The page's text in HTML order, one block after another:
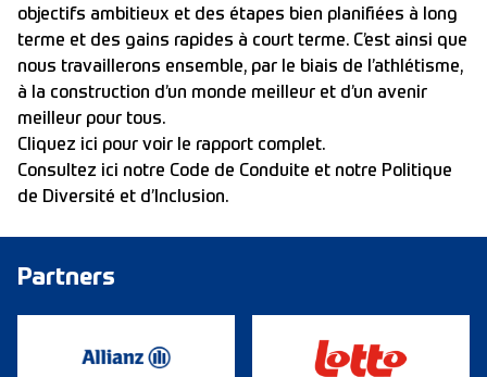
objectifs ambitieux et des étapes bien planifiées à long
terme et des gains rapides à court terme. C’est ainsi que
nous travaillerons ensemble, par le biais de l’athlétisme,
à la construction d’un monde meilleur et d’un avenir
meilleur pour tous.
Cliquez ici pour voir le rapport complet.
Consultez ici notre Code de Conduite et notre Politique
de Diversité et d’Inclusion.
Partners